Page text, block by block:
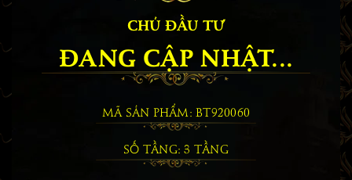
CHỦ ĐẦU TƯ
ĐANG CẬP NHẬT...
MÃ SẢN PHẨM: BT920060
SỐ TẦNG: 3 TẦNG